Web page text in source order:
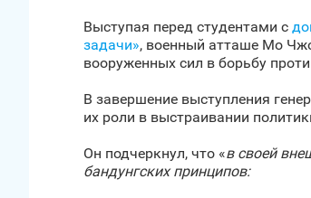
Выступая перед студентами с
задачи», военный атташе Мо
вооруженных сил в борьбу
В завершение выступления
их роли в выстраивании
Он подчеркнул, что «в своей
бандунгских принципов: